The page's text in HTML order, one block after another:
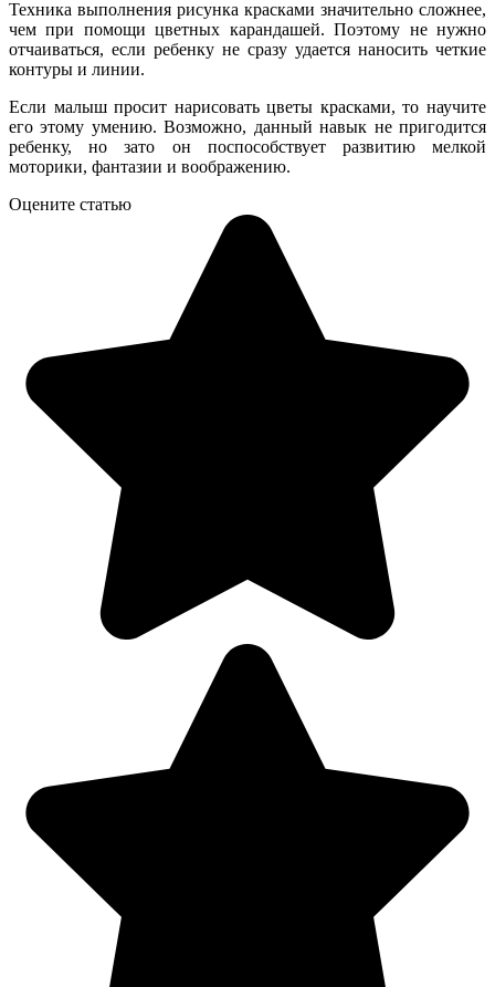
Техника выполнения рисунка красками значительно сложнее,
чем при помощи цветных карандашей. Поэтому не нужно
отчаиваться, если ребенку не сразу удается наносить четкие
контуры и линии.
Если малыш просит нарисовать цветы красками, то научите
его этому умению. Возможно, данный навык не пригодится
ребенку, но зато он поспособствует развитию мелкой
моторики, фантазии и воображению.
Оцените статью